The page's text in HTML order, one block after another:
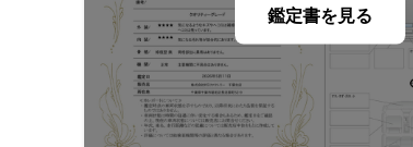
鑑定書を見る